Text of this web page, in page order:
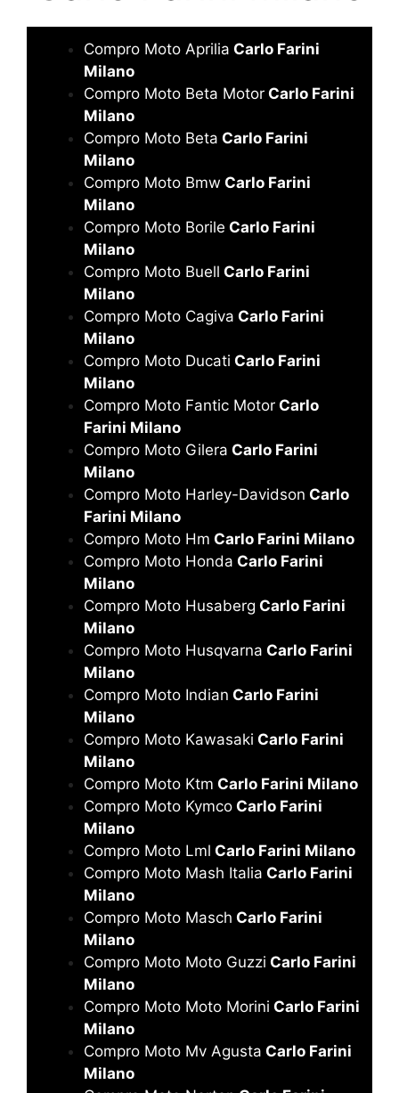
Compro Moto Aprilia Carlo Farini
Milano
Compro Moto Beta Motor Carlo Farini
Milano
Compro Moto Beta Carlo Farini
Milano
Compro Moto Bmw Carlo Farini
Milano
Compro Moto Borile Carlo Farini
Milano
Compro Moto Buell Carlo Farini
Milano
Compro Moto Cagiva Carlo Farini
Milano
Compro Moto Ducati Carlo Farini
Milano
Compro Moto Fantic Motor Carlo
Farini Milano
Compro Moto Gilera Carlo Farini
Milano
Compro Moto Harley-Davidson Carlo
Farini Milano
Compro Moto Hm Carlo Farini Milano
Compro Moto Honda Carlo Farini
Milano
Compro Moto Husaberg Carlo Farini
Milano
Compro Moto Husqvarna Carlo Farini
Milano
Compro Moto Indian Carlo Farini
Milano
Compro Moto Kawasaki Carlo Farini
Milano
Compro Moto Ktm Carlo Farini Milano
Compro Moto Kymco Carlo Farini
Milano
Compro Moto Lml Carlo Farini Milano
Compro Moto Mash Italia Carlo Farini
Milano
Compro Moto Masch Carlo Farini
Milano
Compro Moto Moto Guzzi Carlo Farini
Milano
Compro Moto Moto Morini Carlo Farini
Milano
Compro Moto Mv Agusta Carlo Farini
Milano